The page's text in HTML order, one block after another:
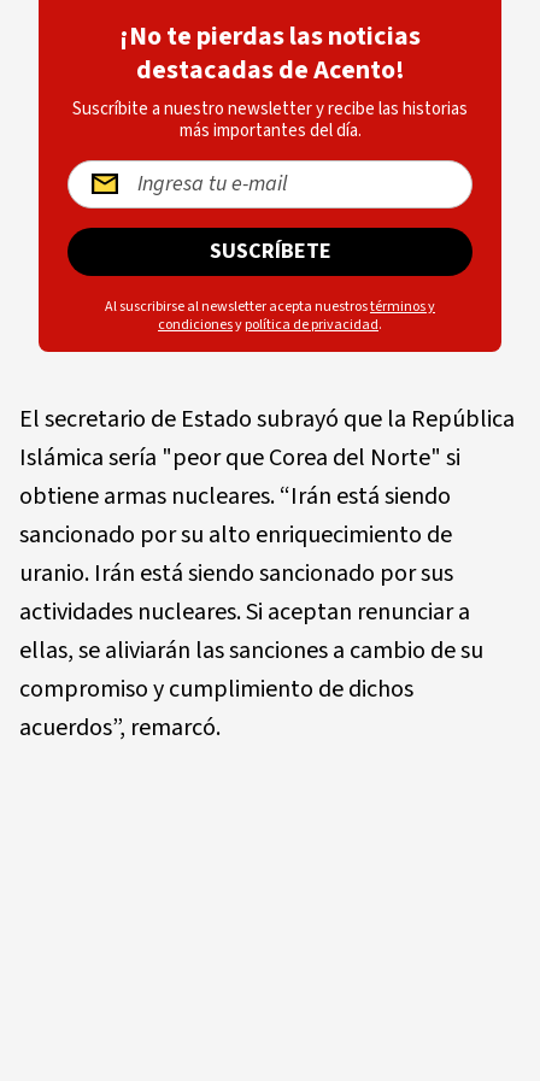
¡No te pierdas las noticias
destacadas de Acento!
Suscríbite a nuestro newsletter y recibe las historias
más importantes del día.
SUSCRÍBETE
Al suscribirse al newsletter acepta nuestrostérminos y
condicionesypolítica de privacidad.
El secretario de Estado subrayó que la República
Islámica sería "peor que Corea del Norte" si
obtiene armas nucleares. “Irán está siendo
sancionado por su alto enriquecimiento de
uranio. Irán está siendo sancionado por sus
actividades nucleares. Si aceptan renunciar a
ellas, se aliviarán las sanciones a cambio de su
compromiso y cumplimiento de dichos
acuerdos”, remarcó.